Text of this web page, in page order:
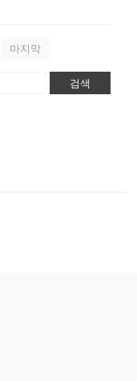
마지막
검색